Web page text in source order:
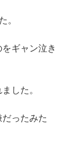
。
ギャン泣き
した。
ったみた